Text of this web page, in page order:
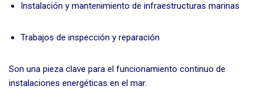
Instalación y mantenimiento de infraestructuras marinas
Trabajos de inspección y reparación
Son una pieza clave para el funcionamiento continuo de
instalaciones energéticas en el mar.